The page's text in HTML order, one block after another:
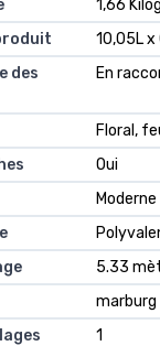
1,66
10,05L
des
En
Floral,
Oui
Moderne
5.33
marburg
1